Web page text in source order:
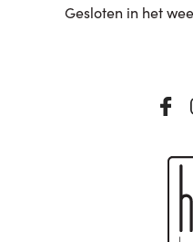
Gesloten in het